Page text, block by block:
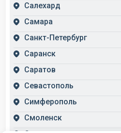
Салехард
Самара
Санкт-Петербург
Саранск
Саратов
Севастополь
Симферополь
Смоленск